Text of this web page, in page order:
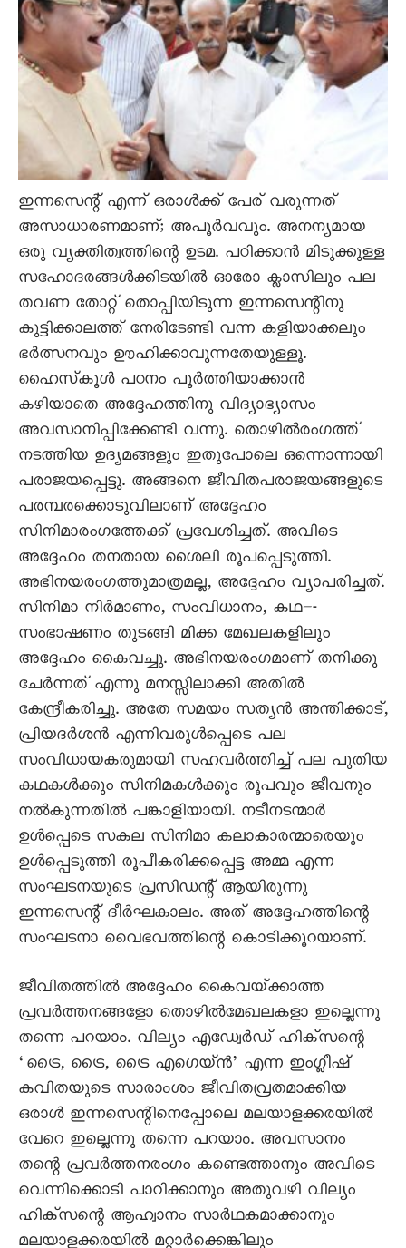
ഇന്നസെന്റ്‌ എന്ന് ഒരാൾക്ക് പേര് വരുന്നത്
അസാധാരണമാണ്‌; അപൂർവവും. അനന്യമായ
ഒരു വ്യക്തിത്വത്തിന്റെ ഉടമ. പഠിക്കാൻ മിടുക്കുള്ള
സഹോദരങ്ങൾക്കിടയിൽ ഓരോ ക്ലാസിലും പല
തവണ തോറ്റ് തൊപ്പിയിടുന്ന ഇന്നസെന്റിനു
കുട്ടിക്കാലത്ത്‌ നേരിടേണ്ടി വന്ന കളിയാക്കലും
ഭർത്സനവും ഊഹിക്കാവുന്നതേയുള്ളൂ.
ഹൈസ്‌കൂൾ പഠനം പൂർത്തിയാക്കാൻ
കഴിയാതെ അദ്ദേഹത്തിനു വിദ്യാഭ്യാസം
അവസാനിപ്പിക്കേണ്ടി വന്നു. തൊഴിൽരംഗത്ത്‌
നടത്തിയ ഉദ്യമങ്ങളും ഇതുപോലെ ഒന്നൊന്നായി
പരാജയപ്പെട്ടു. അങ്ങനെ ജീവിതപരാജയങ്ങളുടെ
പരമ്പരക്കൊടുവിലാണ്‌ അദ്ദേഹം
സിനിമാരംഗത്തേക്ക്‌ പ്രവേശിച്ചത്‌. അവിടെ
അദ്ദേഹം തനതായ ശൈലി രൂപപ്പെടുത്തി.
അഭിനയരംഗത്തുമാത്രമല്ല, അദ്ദേഹം വ്യാപരിച്ചത്‌.
സിനിമാ നിർമാണം, സംവിധാനം, കഥ–-
സംഭാഷണം തുടങ്ങി മിക്ക മേഖലകളിലും
അദ്ദേഹം കൈവച്ചു. അഭിനയരംഗമാണ്‌ തനിക്കു
ചേർന്നത്‌ എന്നു മനസ്സിലാക്കി അതിൽ
കേന്ദ്രീകരിച്ചു. അതേ സമയം സത്യൻ അന്തിക്കാട്‌,
പ്രിയദർശൻ എന്നിവരുൾപ്പെടെ പല
സംവിധായകരുമായി സഹവർത്തിച്ച്‌ പല പുതിയ
കഥകൾക്കും സിനിമകൾക്കും രൂപവും ജീവനും
നൽകുന്നതിൽ പങ്കാളിയായി. നടീനടന്മാർ
ഉൾപ്പെടെ സകല സിനിമാ കലാകാരന്മാരെയും
ഉൾപ്പെടുത്തി രൂപീകരിക്കപ്പെട്ട അമ്മ എന്ന
സംഘടനയുടെ പ്രസിഡന്റ്‌ ആയിരുന്നു
ഇന്നസെന്റ്‌ ദീർഘകാലം. അത്‌ അദ്ദേഹത്തിന്റെ
സംഘടനാ വെെഭവത്തിന്റെ കൊടിക്കൂറയാണ്‌.
ജീവിതത്തിൽ അദ്ദേഹം കൈവയ്‌ക്കാത്ത
പ്രവർത്തനങ്ങളോ തൊഴിൽമേഖലകളാ ഇല്ലെന്നു
തന്നെ പറയാം. വില്യം എഡ്വേർഡ്‌ ഹിക്‌സന്റെ
‘ട്രൈ, ട്രൈ, ട്രൈ എഗെയ്‌ൻ’ എന്ന ഇംഗ്ലീഷ്‌
കവിതയുടെ സാരാംശം ജീവിതവ്രതമാക്കിയ
ഒരാൾ ഇന്നസെന്റിനെപ്പോലെ മലയാളക്കരയിൽ
വേറെ ഇല്ലെന്നു തന്നെ പറയാം. അവസാനം
തന്റെ പ്രവർത്തനരംഗം കണ്ടെത്താനും അവിടെ
വെന്നിക്കൊടി പാറിക്കാനും അതുവഴി വില്യം
ഹിക്‌സന്റെ ആഹ്വാനം സാർഥകമാക്കാനും
മലയാളക്കരയിൽ മറ്റാർക്കെങ്കിലും